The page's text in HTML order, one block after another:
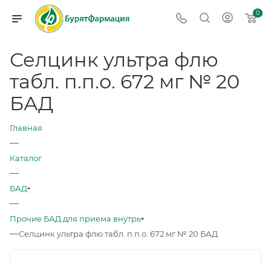
0
Селцинк ультра флю
табл. п.п.о. 672 мг № 20
БАД
Главная
—
Каталог
—
БАД
—
Прочие БАД для приема внутрь
—Селцинк ультра флю табл. п.п.о. 672 мг № 20 БАД